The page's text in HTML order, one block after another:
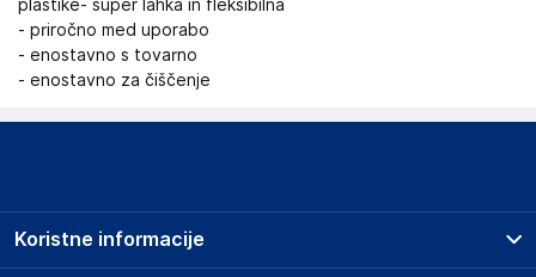
plastike- super lahka in fleksibilna
- priročno med uporabo
- enostavno s tovarno
- enostavno za čiščenje
Koristne informacije